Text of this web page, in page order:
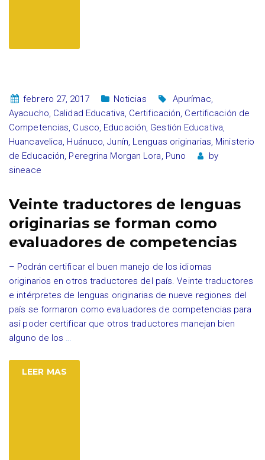
febrero 27, 2017 Noticias Apurímac,
Ayacucho, Calidad Educativa, Certificación, Certificación de
Competencias, Cusco, Educación, Gestión Educativa,
Huancavelica, Huánuco,Junín, Lenguas originarias, Ministerio
de Educación, Peregrina Morgan Lora, Puno
by
sineace
Veinte traductores de lenguas
originarias se forman como
evaluadores de competencias
– Podrán certificar el buen manejo de los idiomas
originarios en otros traductores del país. Veinte traductores
e intérpretes de lenguas originarias de nueve regiones del
país se formaron como evaluadores de competencias para
así poder certificar que otros traductores manejan bien
alguno de los …
LEER MAS